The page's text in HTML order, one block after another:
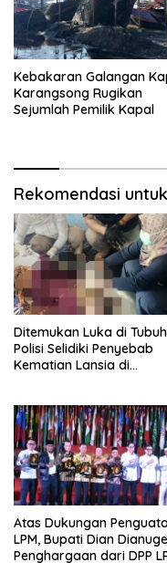
Kebakaran Galangan
Karangsong Rugikan
Sejumlah Pemilik Kapal
Rekomendasi
Ditemukan Luka di
Polisi Selidiki Penyebab
Kematian Lansia di
Atas Dukungan
LPM, Bupati Dian
Penghargaan dari DPP